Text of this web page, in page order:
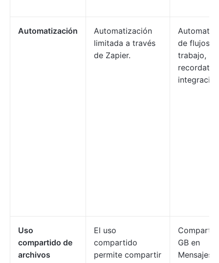
Automatización
Automatización
limitada a través
de Zapier.
de flujos
trabajo,
Uso
compartido de
archivos
El uso
compartido
permite compartir
Comparte
GB en
Mensajes/